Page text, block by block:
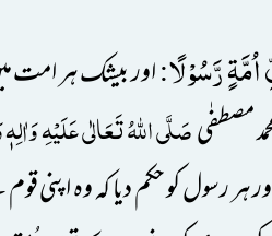
اُمَّةٍ رَّسُوْلًا:اور بیشک ہر امت
مصطفٰیصَلَّی اللّٰہُ تَعَالٰی عَلَیْہِ
رسول کو حکم دیا کہ وہ اپنی